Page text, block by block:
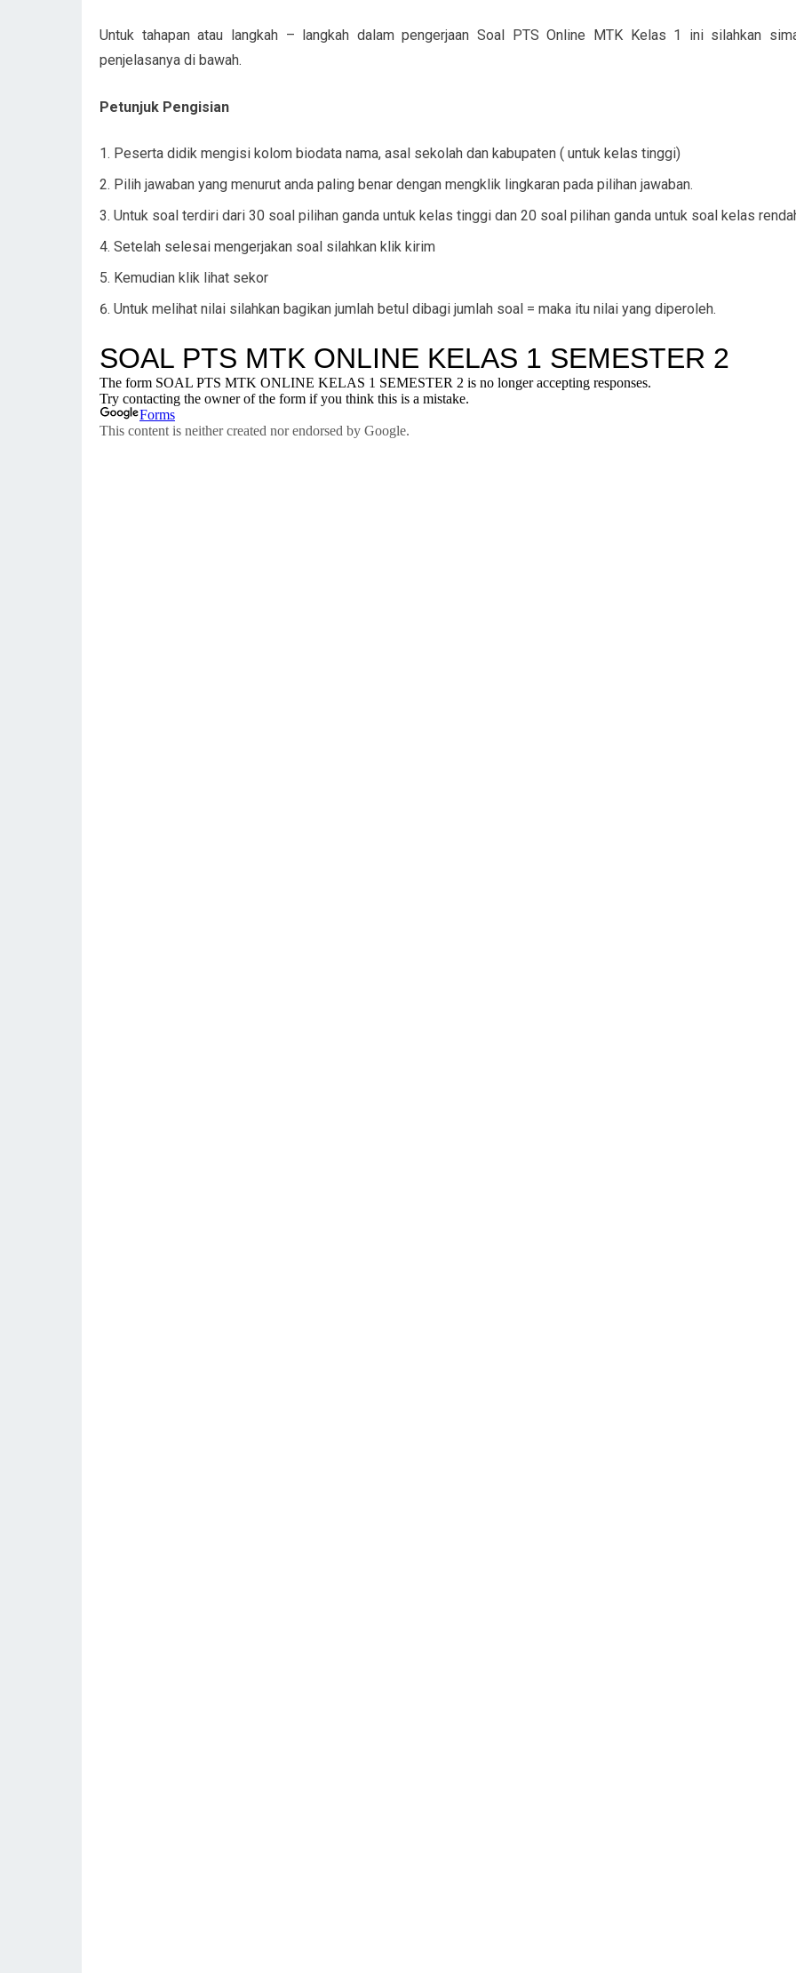
Untuk tahapan atau langkah – langkah dalam pengerjaan Soal PTS Online MTK Kelas 1 ini silahkan
penjelasanya di bawah.
Petunjuk Pengisian
Peserta didik mengisi kolom biodata nama, asal sekolah dan kabupaten ( untuk kelas tinggi)
Pilih jawaban yang menurut anda paling benar dengan mengklik lingkaran pada pilihan jawaban.
Untuk soal terdiri dari 30 soal pilihan ganda untuk kelas tinggi dan 20 soal pilihan ganda untuk soal kelas
Setelah selesai mengerjakan soal silahkan klik kirim
Kemudian klik lihat sekor
Untuk melihat nilai silahkan bagikan jumlah betul dibagi jumlah soal = maka itu nilai yang diperoleh.